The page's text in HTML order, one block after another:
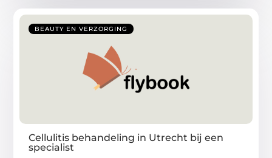
BEAUTY EN VERZORGING
Cellulitis behandeling in Utrecht bij een
specialist